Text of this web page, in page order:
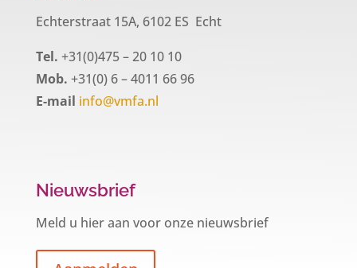
Echterstraat 15A, 6102 ES Echt
Tel. +31(0)475 – 20 10 10
Mob. +31(0) 6 – 4011 66 96
E-mail info@vmfa.nl
Nieuwsbrief
Meld u hier aan voor onze nieuwsbrief